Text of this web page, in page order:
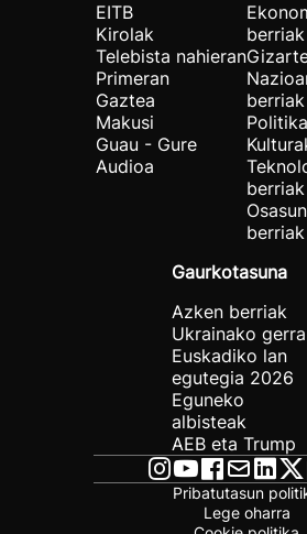
EITB
Kirolak
Telebista nahieran
Primeran
Gaztea
Makusi
Guau - Gure
Audioa
berriak
berriak
berriak
berriak
Gaurkotasuna
Azken berriak
Ukrainako gerra
Euskadiko lan
egutegia 2026
Eguneko
albisteak
AEB eta Trump
Pribatutasun
Lege oharra